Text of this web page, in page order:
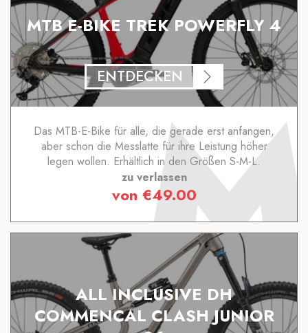
MTB E-BIKE TREK POWERFLY 4
ENTDECKEN
Das MTB-E-Bike für alle, die gerade erst anfangen,
aber schon die Messlatte für ihre Leistung höher
legen wollen. Erhältlich in den Größen S-M-L.
zu verlassen
von €49.00
ALL INCLUSIVE DH
COMMENCAL CLASH JUNIOR